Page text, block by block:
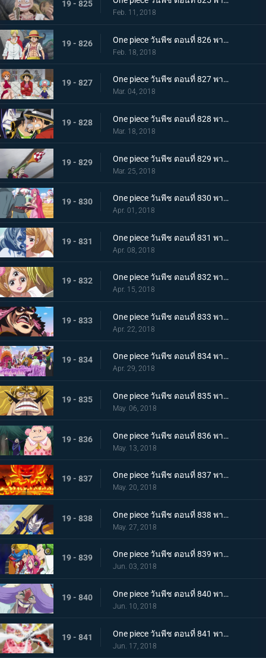
19 - 825
Feb. 11, 2018
19 - 826 One piece วันพีช ตอนที่ 826 พากย์ไทย ซันจิกลับมาแล้ว ทำลายมันซะ งานเลี้ยงน้ำชานรก
Feb. 18, 2018
19 - 827 One piece วันพีช ตอนที่ 827 พากย์ไทย ประชุมลับ ลูฟี่ VS กลุ่มโจรสลัดไฟเออร์แทงก์
Mar. 04, 2018
19 - 828 One piece วันพีช ตอนที่ 828 พากย์ไทย ข้อตกลงมรณะ กองกำลังพันธมิตรลูฟี่ & เบจ
Mar. 18, 2018
19 - 829 One piece วันพีช ตอนที่ 829 พากย์ไทย ลูฟี่กับแผนลับ งานเลี้ยงใกล้เปิดฉาก ! แผนร้ายพิธีแต่งงาน
Mar. 25, 2018
19 - 830 One piece วันพีช ตอนที่ 830 พากย์ไทย ครอบครัวรวมตัว เริ่มแล้ว ! งานเลี้ยงน้ำชานรก
Apr. 01, 2018
19 - 831 One piece วันพีช ตอนที่ 831 พากย์ไทย คู่รักหน้ากาก ซันจิ พุดดิ้งเข้าสู่พิธี
Apr. 08, 2018
19 - 832 One piece วันพีช ตอนที่ 832 พากย์ไทย จูบมรณะ แผนลอบสังหารสี่จักรพรรดิ เริ่มแล้ว
Apr. 15, 2018
19 - 833 One piece วันพีช ตอนที่ 833 พากย์ไทย คืนจอกเหล้าสาบาน การชดใช้ของลูกผู้ชายจินเบ
Apr. 22, 2018
19 - 834 One piece วันพีช ตอนที่ 834 พากย์ไทย แผนการล้มเหลว ? การโต้กลับของกลุ่มโจรสลัดบิ๊กมัม
Apr. 29, 2018
19 - 835 One piece วันพีช ตอนที่ 835 พากย์ไทย วิ่งไปเลยซันจิ SOS! เจอร์ม่า 66
May. 06, 2018
19 - 836 One piece วันพีช ตอนที่ 836 พากย์ไทย ความลับของมัม เอลบัฟและสัตว์ประหลาดตัวน้อย
May. 13, 2018
19 - 837 One piece วันพีช ตอนที่ 837 พากย์ไทย วันเกิดของมัม และวันที่คาราเมลหายไป
May. 20, 2018
19 - 838 One piece วันพีช ตอนที่ 838 พากย์ไทย ลั่นไกอาวุธสังหาร เวลาแห่งการลอบสังหารบิ๊กมัม
May. 27, 2018
19 - 839 One piece วันพีช ตอนที่ 839 พากย์ไทย กองทัพที่ชั่วร้าย แปลงร่าง! เจลม่า 66!
Jun. 03, 2018
19 - 840 One piece วันพีช ตอนที่ 840 พากย์ไทย การตัดสัมพันธ์พ่อลูก! ซันจิกับจั๊ด!
Jun. 10, 2018
19 - 841 One piece วันพีช ตอนที่ 841 พากย์ไทย หนีจากปาร์ตี้น้ำชา! ลูฟี่ ปะทะ บิ๊กมัม!
Jun. 17, 2018